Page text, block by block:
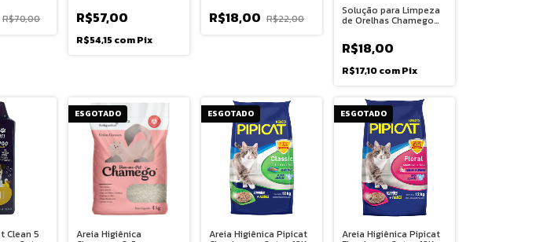
R$70,00 R$57,00
R$54,15comPix
R$18,00 R$22,00
Solução para Limpeza
de Orelhas Chamego
60ml
R$18,00
R$17,10comPix
Clean 5
ESGOTADO
Areia Higiênica
ESGOTADO
Areia Higiênica Pipicat
ESGOTADO
Areia Higiênica Pipicat